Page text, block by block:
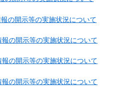
の開示等の実施状況について
の開示等の実施状況について
の開示等の実施状況について
の開示等の実施状況について